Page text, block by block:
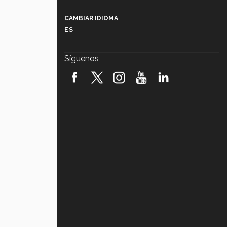
robótica FIRST 2026! (video)
CAMBIAR IDIOMA
ES
Síguenos